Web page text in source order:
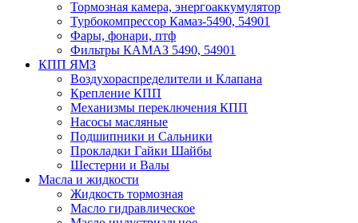
Тормозная камера, энергоаккумулятор
Турбокомпрессор Камаз-5490, 54901
Фары, фонари, птф
Фильтры КАМАЗ 5490, 54901
КПП ЯМЗ
Воздухораспределители и Клапана
Крепление КПП
Механизмы переключения КПП
Насосы масляные
Подшипники и Сальники
Прокладки Гайки Шайбы
Шестерни и Валы
Масла и жидкости
Жидкость тормозная
Масло гидравлическое